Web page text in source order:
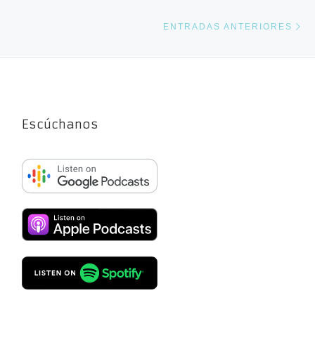
ENTRADAS ANTERIORES
Escúchanos